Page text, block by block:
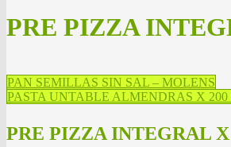
PRE PIZZA
PAN SEMILLAS SIN SAL – MOLENS
PASTA UNTABLE ALMENDRAS X 200
PRE PIZZA INTEGRAL